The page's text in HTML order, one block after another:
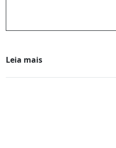
Leia mais